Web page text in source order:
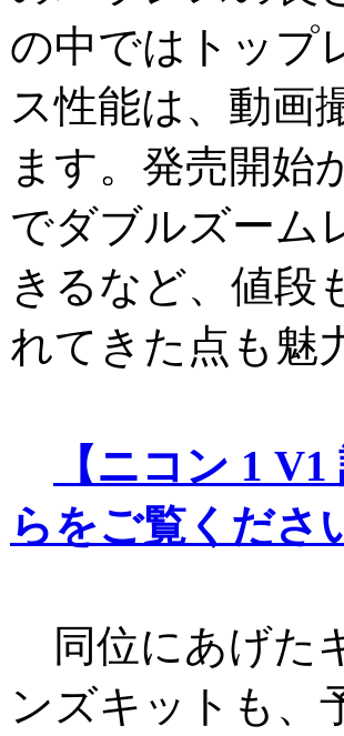
の中ではトップ
ス性能は、動画
ます。発売開始
でダブルズーム
きるなど、値段
れてきた点も魅
【ニコン 1
らをご覧くださ
同位にあげた
ンズキットも、